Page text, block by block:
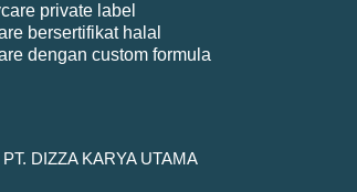
private label
bersertifikat halal
dengan custom formula
DIZZA KARYA UTAMA